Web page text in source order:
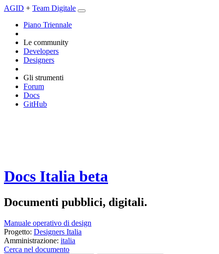
AGID + Team Digitale
Piano Triennale
Le community
Developers
Designers
Gli strumenti
Forum
Docs
GitHub
Docs Italia beta
Documenti pubblici, digitali.
Manuale operativo di design
Progetto: Designers Italia
Amministrazione: italia
Cerca nel documento